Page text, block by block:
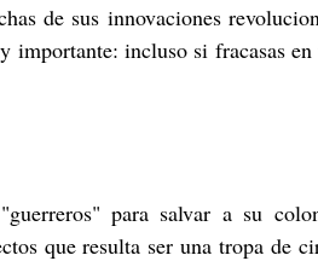
de sus innovaciones
incluso si fracasas
que resulta ser una tropa de